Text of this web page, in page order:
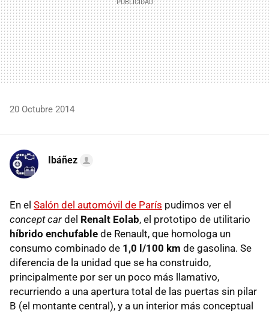
20 Octubre 2014
Ibáñez
En el Salón del automóvil de París pudimos ver el
concept car del Renalt Eolab, el prototipo de utilitario
híbrido enchufable de Renault, que homologa un
consumo combinado de 1,0 l/100 km de gasolina. Se
diferencia de la unidad que se ha construido,
principalmente por ser un poco más llamativo,
recurriendo a una apertura total de las puertas sin pilar
B (el montante central), y a un interior más conceptual